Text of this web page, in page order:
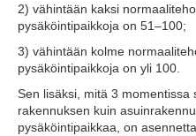
2) vähintään kaksi
pysäköintipaikkoja on 51–100;
3) vähintään kolme
pysäköintipaikkoja on yli 100.
Sen lisäksi, mitä 3 momentissa
rakennuksen kuin
pysäköintipaikkaa, on